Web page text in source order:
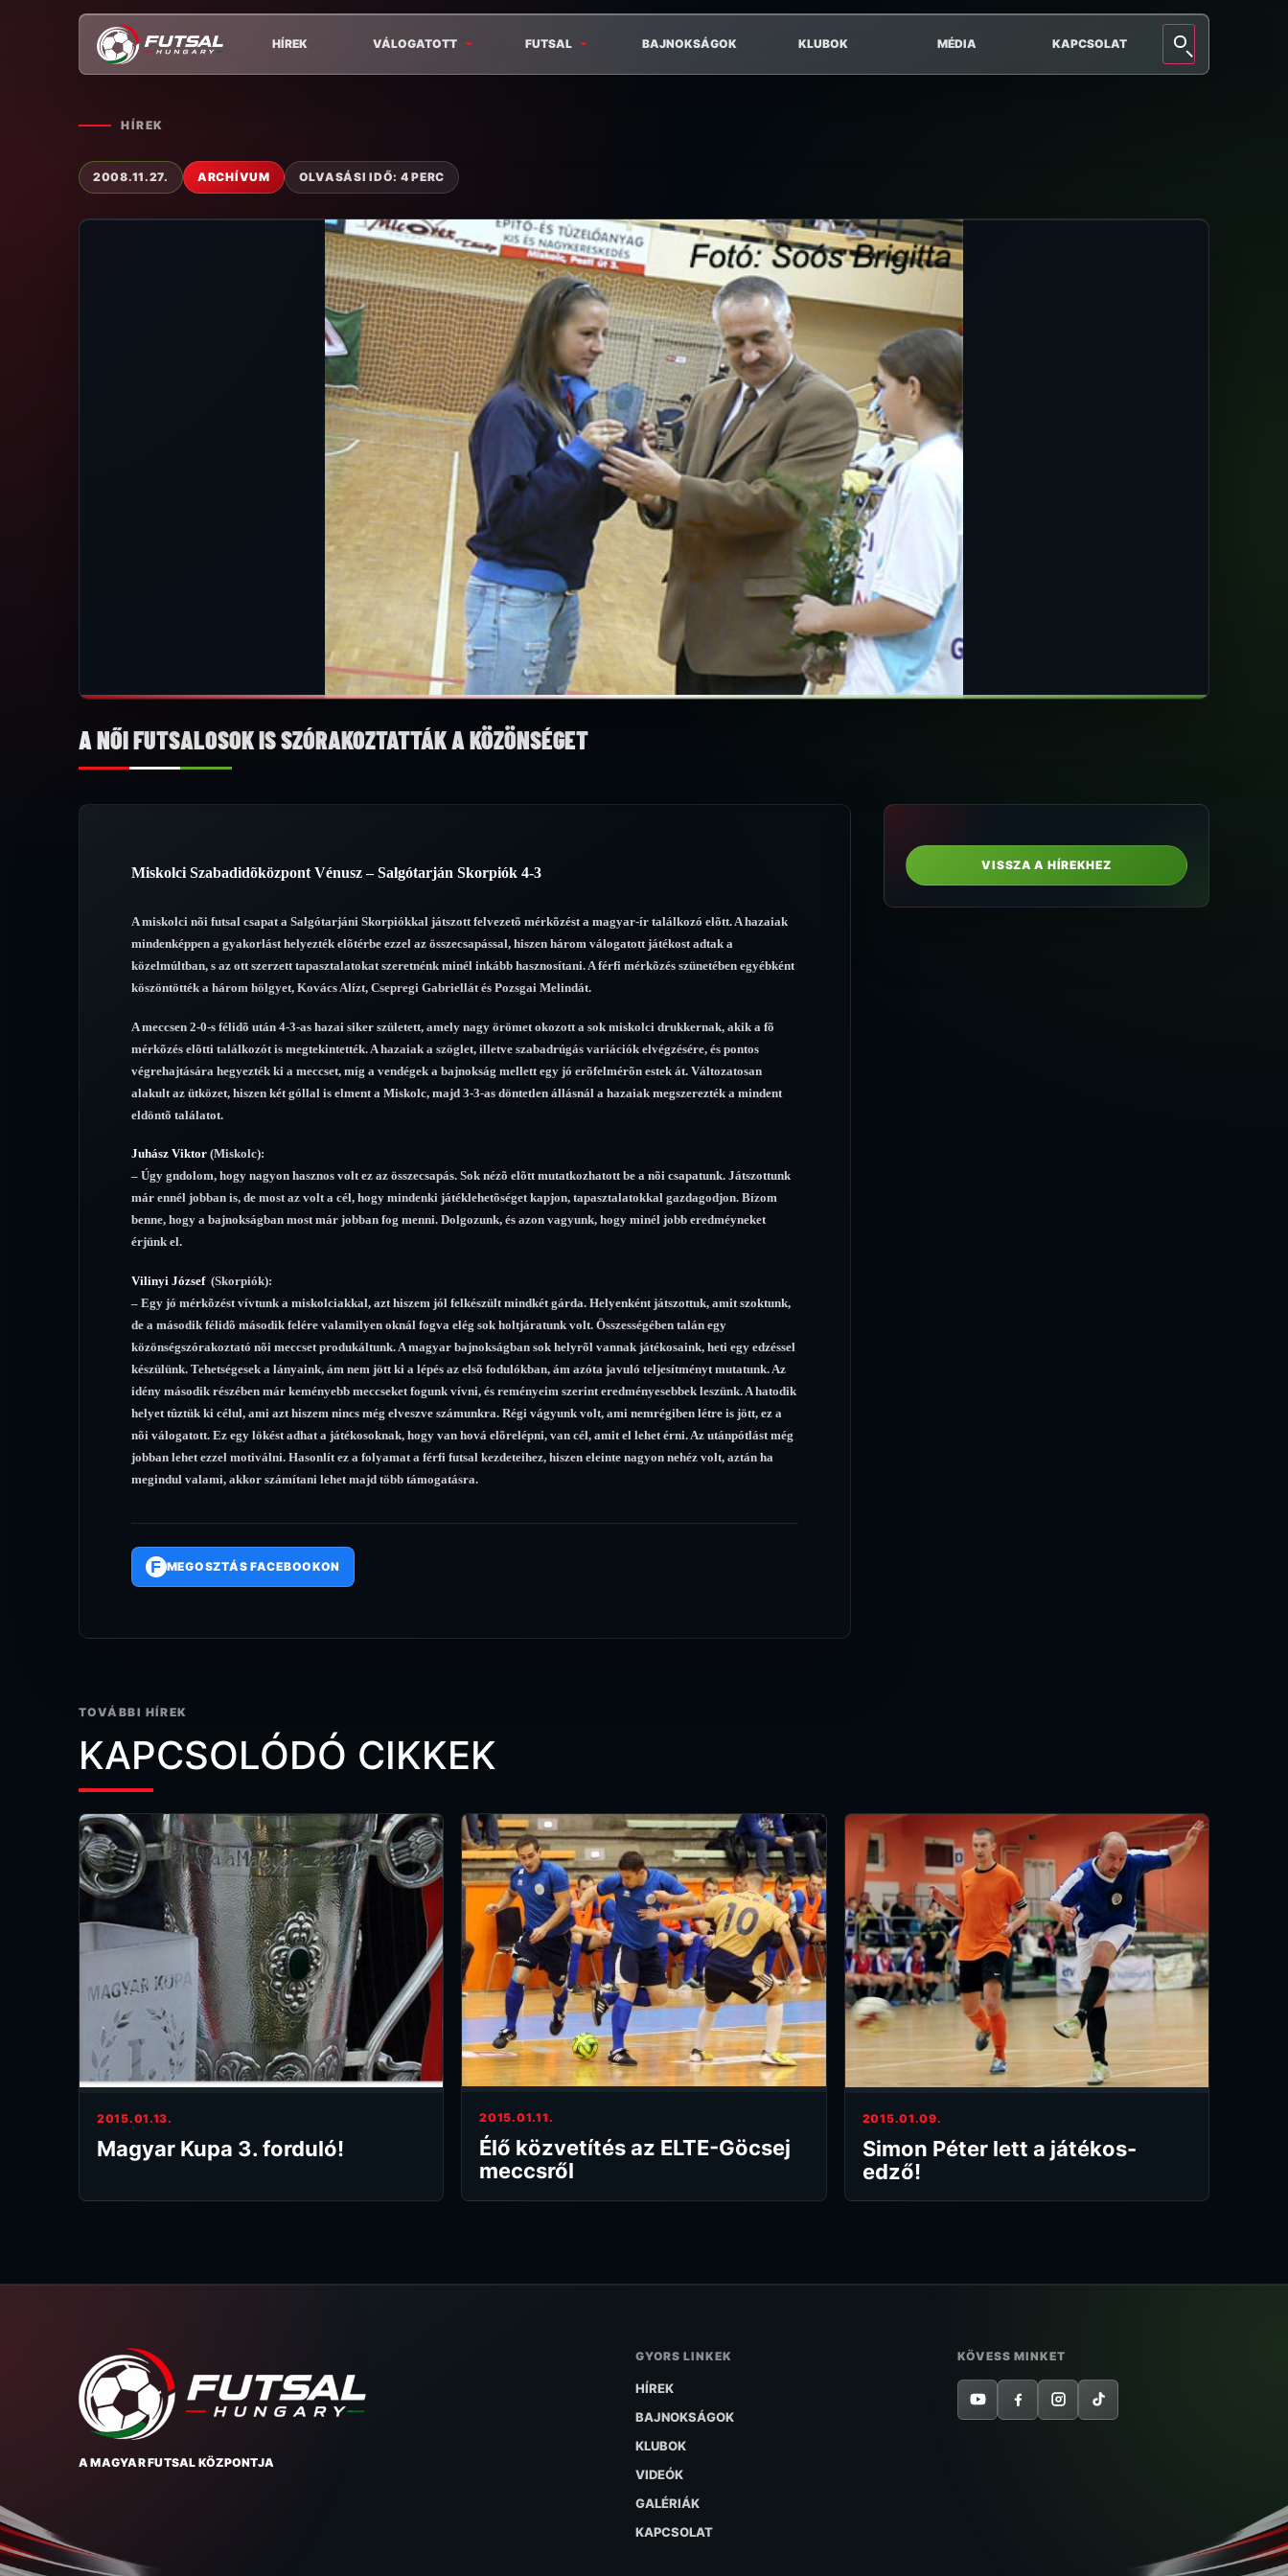
HÍREK VÁLOGATOTT FUTSAL BAJNOKSÁGOK KLUBOK MÉDIA KAPCSOLAT
HÍREK
2008.11.27. ARCHÍVUM OLVASÁSI IDŐ: 4 PERC
A NŐI FUTSALOSOK IS SZÓRAKOZTATTÁK A KÖZÖNSÉGET
Miskolci Szabadidõközpont Vénusz – Salgótarján Skorpiók 4-3
A miskolci nõi futsal csapat a Salgótarjáni Skorpiókkal játszott felvezetõ mérkõzést a magyar-ír találkozó elõtt. A hazaiak
mindenképpen a gyakorlást helyezték elõtérbe ezzel az összecsapással, hiszen három válogatott játékost adtak a
közelmúltban, s az ott szerzett tapasztalatokat szeretnénk minél inkább hasznosítani. A férfi mérkõzés szünetében egyébként
köszöntötték a három hölgyet, Kovács Alízt, Csepregi Gabriellát és Pozsgai Melindát.
A meccsen 2-0-s félidõ után 4-3-as hazai siker született, amely nagy örömet okozott a sok miskolci drukkernak, akik a fõ
mérkõzés elõtti találkozót is megtekintették. A hazaiak a szöglet, illetve szabadrúgás variációk elvégzésére, és pontos
végrehajtására hegyezték ki a meccset, míg a vendégek a bajnokság mellett egy jó erõfelmérõn estek át. Változatosan
alakult az ütközet, hiszen két góllal is elment a Miskolc, majd 3-3-as döntetlen állásnál a hazaiak megszerezték a mindent
eldöntõ találatot.
Juhász Viktor(Miskolc):
– Úgy gndolom, hogy nagyon hasznos volt ez az összecsapás. Sok nézõ elõtt mutatkozhatott be a nõi csapatunk. Játszottunk
már ennél jobban is, de most az volt a cél, hogy mindenki játéklehetõséget kapjon, tapasztalatokkal gazdagodjon. Bízom
benne, hogy a bajnokságban most már jobban fog menni. Dolgozunk, és azon vagyunk, hogy minél jobb eredméyneket
érjünk el.
Vilinyi József(Skorpiók):
– Egy jó mérkõzést vívtunk a miskolciakkal, azt hiszem jól felkészült mindkét gárda. Helyenként játszottuk, amit szoktunk,
de a második félidõ második felére valamilyen oknál fogva elég sok holtjáratunk volt. Összességében talán egy
közönségszórakoztató nõi meccset produkáltunk. A magyar bajnokságban sok helyrõl vannak játékosaink, heti egy edzéssel
készülünk. Tehetségesek a lányaink, ám nem jött ki a lépés az elsõ fodulókban, ám azóta javuló teljesítményt mutatunk. Az
idény második részében már keményebb meccseket fogunk vívni, és reményeim szerint eredményesebbek leszünk. A hatodik
helyet tûztük ki célul, ami azt hiszem nincs még elveszve számunkra. Régi vágyunk volt, ami nemrégiben létre is jött, ez a
nõi válogatott. Ez egy lökést adhat a játékosoknak, hogy van hová elõrelépni, van cél, amit el lehet érni. Az utánpótlást még
jobban lehet ezzel motiválni. Hasonlít ez a folyamat a férfi futsal kezdeteihez, hiszen eleinte nagyon nehéz volt, aztán ha
megindul valami, akkor számítani lehet majd több támogatásra.
F MEGOSZTÁS FACEBOOKON
VISSZA A HÍREKHEZ
TOVÁBBI HÍREK
KAPCSOLÓDÓ CIKKEK
2015.01.13.
Magyar Kupa 3. forduló!
2015.01.11.
Élő közvetítés az ELTE-Göcsej
meccsről
2015.01.09.
Simon Péter lett a játékos-
edző!
A MAGYAR FUTSAL KÖZPONTJA
GYORS LINKEK
HÍREK
BAJNOKSÁGOK
KLUBOK
VIDEÓK
GALÉRIÁK
KAPCSOLAT
KÖVESS MINKET